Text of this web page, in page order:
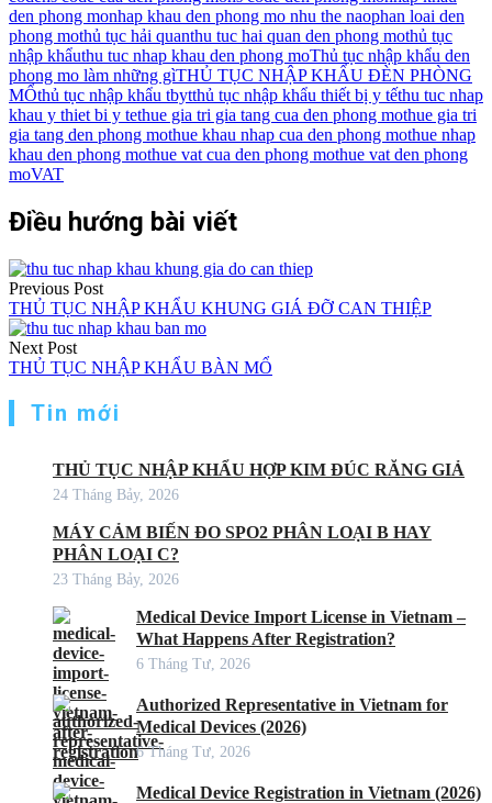
den phong monhap khau den phong mo nhu the naophan loai den
phong mothủ tục hải quanthu tuc hai quan den phong mothủ tục
nhập khẩuthu tuc nhap khau den phong moThủ tục nhập khẩu den
phong mo làm những gìTHỦ TỤC NHẬP KHẨU ĐÈN PHÒNG
MỔthủ tục nhập khẩu tbytthủ tục nhập khẩu thiết bị y tếthu tuc nhap
khau y thiet bi y tethue gia tri gia tang cua den phong mothue gia tri
gia tang den phong mothue khau nhap cua den phong mothue nhap
khau den phong mothue vat cua den phong mothue vat den phong
moVAT
Điều hướng bài viết
Previous Post
THỦ TỤC NHẬP KHẨU KHUNG GIÁ ĐỠ CAN THIỆP
Next Post
THỦ TỤC NHẬP KHẨU BÀN MỔ
Tin mới
THỦ TỤC NHẬP KHẨU HỢP KIM ĐÚC RĂNG GIẢ
24 Tháng Bảy, 2026
MÁY CẢM BIẾN ĐO SPO2 PHÂN LOẠI B HAY
PHÂN LOẠI C?
23 Tháng Bảy, 2026
Medical Device Import License in Vietnam –
What Happens After Registration?
6 Tháng Tư, 2026
Authorized Representative in Vietnam for
Medical Devices (2026)
6 Tháng Tư, 2026
Medical Device Registration in Vietnam (2026)